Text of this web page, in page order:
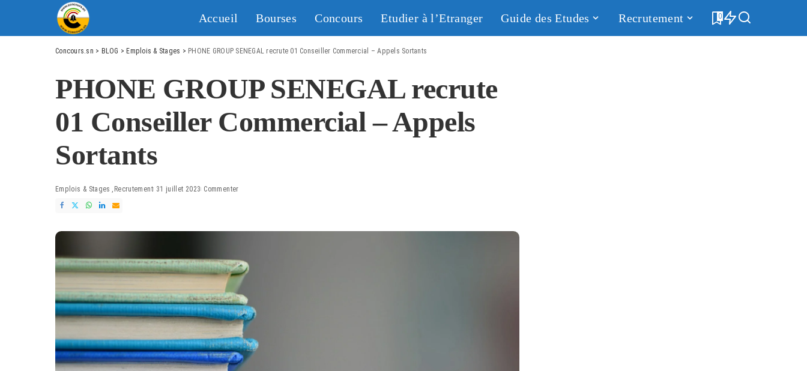
Accueil Bourses Concours Etudier à l’Etranger Guide des Etudes Recrutement 0
Concours.sn > BLOG > Emplois & Stages > PHONE GROUP SENEGAL recrute 01 Conseiller Commercial – Appels Sortants
PHONE GROUP SENEGAL recrute
01 Conseiller Commercial – Appels
Sortants
Emplois & Stages Recrutement 31 juillet 2023 Commenter